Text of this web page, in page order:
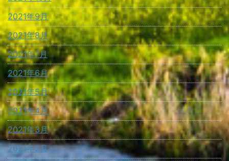
2021年9月
2021年8月
2021年7月
2021年6月
2021年5月
2021年4月
2021年3月
2021年2月